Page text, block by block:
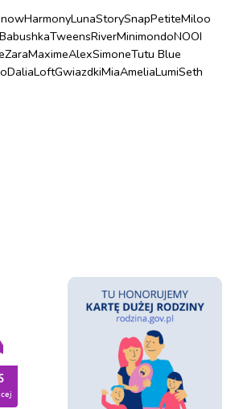
HarmonyLunaStorySnapPetiteMiloo
BabushkaTweensRiverMinimondoNOOI
ZaraMaximeAlexSimoneTutu Blue
DaliaLoftGwiazdkiMiaAmeliaLumiSeth